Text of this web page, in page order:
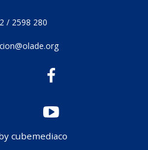
/ 2598 280
cubemediaco